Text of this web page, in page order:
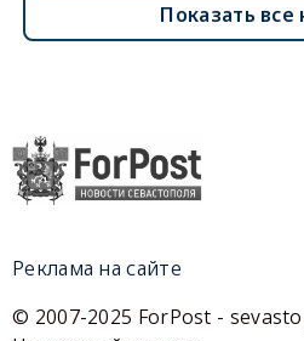
Показать все
Реклама на сайте
© 2007-2025 ForPost -